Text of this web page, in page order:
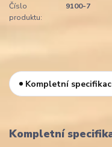
Číslo
produktu:
9100-7
Kompletní
Kompletní